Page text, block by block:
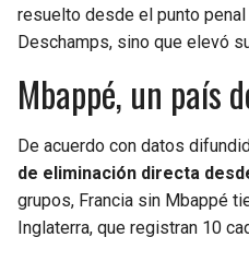
resuelto desde el punto
Deschamps, sino que elevó
Mbappé, un país
De acuerdo con datos
de eliminación directa
grupos, Francia sin Mbappé
Inglaterra, que registran 10